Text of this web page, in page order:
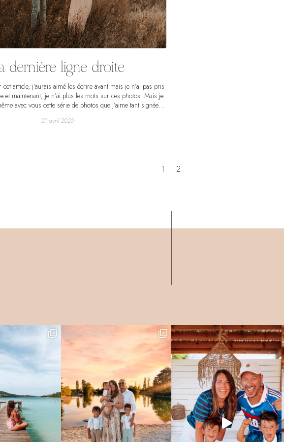
dernière ligne droite
21 avril 2020
article, j’aurais aimé les écrire avant mais je n’ai pas pris
et maintenant, je n’ai plus les mots sur ces photos. Mais je
avec vous cette série de photos que j’aime tant signées
nous a rendu si heureux. Demain, je vous raconterai mes
1 2